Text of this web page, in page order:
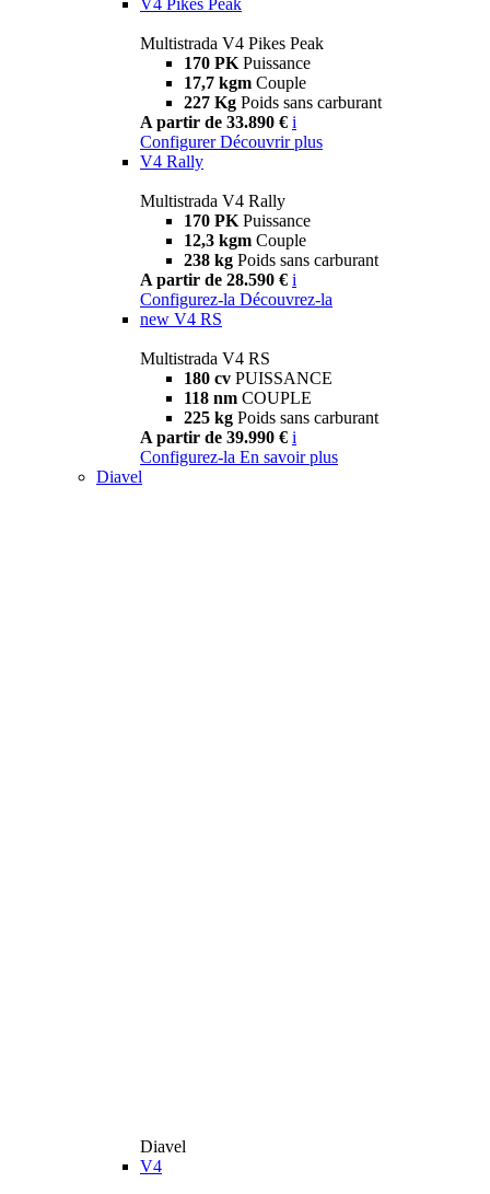
Multistrada V4 Pikes Peak
170 PK Puissance
17,7 kgm Couple
227 Kg Poids sans carburant
A partir de 33.890 € i
Configurer Découvrir plus
V4 Rally
Multistrada V4 Rally
170 PK Puissance
12,3 kgm Couple
238 kg Poids sans carburant
A partir de 28.590 € i
Configurez-la Découvrez-la
new V4 RS
Multistrada V4 RS
180 cv PUISSANCE
118 nm COUPLE
225 kg Poids sans carburant
A partir de 39.990 € i
Configurez-la En savoir plus
Diavel
Diavel
V4